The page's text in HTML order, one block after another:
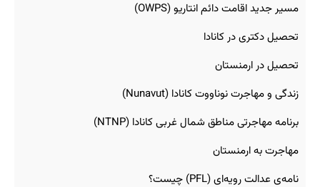
مسیر جدید اقامت دائم انتاریو (OWPS)
تحصیل دکتری در کانادا
تحصیل در ارمنستان
زندگی و مهاجرت نوناووت کانادا (Nunavut)
برنامه مهاجرتی مناطق شمال غربی کانادا (NTNP)
مهاجرت به ارمنستان
نامه‌ی عدالت رویه‌ای (PFL) چیست؟